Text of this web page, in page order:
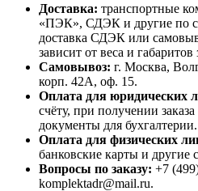
Доставка: транспортные
«ПЭК», СДЭК и другие по
доставка СДЭК или
зависит от веса и габаритов
Самовывоз: г. Москва,
корп. 42А, оф. 15.
Оплата для юридических
счёту, при получении
документы для бухгалтерии.
Оплата для физических
банковские карты и другие
Вопросы по заказу: +7
komplektadr@mail.ru.